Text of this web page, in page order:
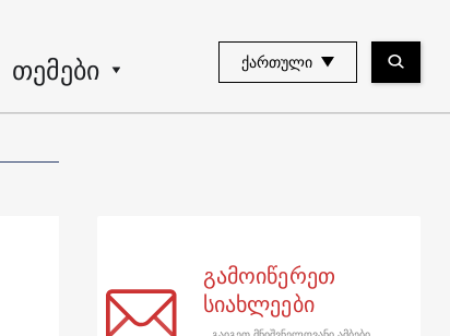
თემები ᲥᲐᲠᲗᲣᲚᲘ
გამოიწერეთ
სიახლეები